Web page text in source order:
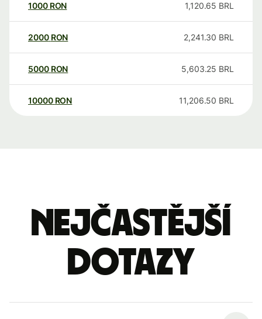
1000 RON 1,120.65 BRL
2000 RON 2,241.30 BRL
5000 RON 5,603.25 BRL
10000 RON 11,206.50 BRL
Nejčastější
dotazy